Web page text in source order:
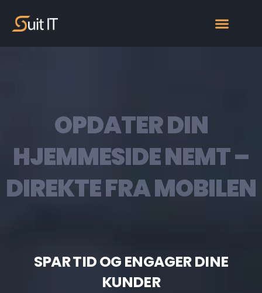
OPDATER DIN
HJEMMESIDE NEMT –
DIREKTE FRA MOBILEN
SPAR TID OG ENGAGER DINE
KUNDER